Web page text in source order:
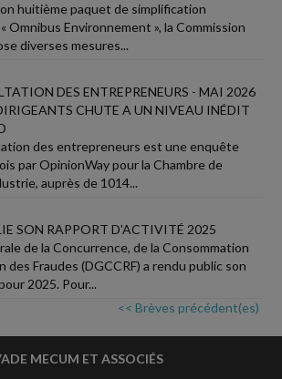
huitième paquet de simplification
Omnibus Environnement », la Commission
diverses mesures...
DES ENTREPRENEURS - MAI 2026
CHUTE A UN NIVEAU INÉDIT
des entrepreneurs est une enquête
par OpinionWay pour la Chambre de
auprès de 1014...
SON RAPPORT D'ACTIVITÉ 2025
de la Concurrence, de la Consommation
des Fraudes (DGCCRF) a rendu public son
2025. Pour...
<< Brèves précédent(es)
MECUM ET ASSOCIÉS